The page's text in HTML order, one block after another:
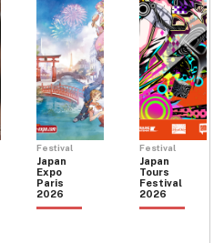
Festival
Japan
Expo
Paris
2026
Festival
Japan
Tours
Festival
2026